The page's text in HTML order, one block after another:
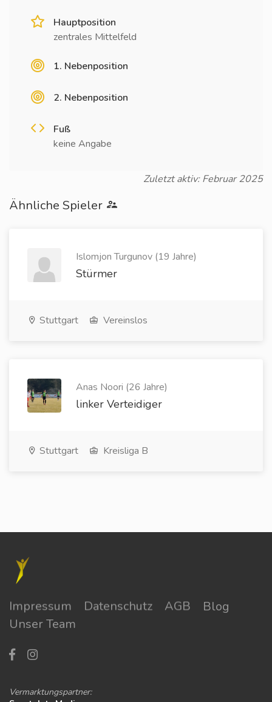
Hauptposition
zentrales Mittelfeld
1. Nebenposition
2. Nebenposition
Fuß
keine Angabe
Zuletzt aktiv: Februar 2025
Ähnliche Spieler
Islomjon Turgunov (19 Jahre)
Stürmer
Stuttgart Vereinslos
Anas Noori (26 Jahre)
linker Verteidiger
Stuttgart Kreisliga B
Impressum Datenschutz AGB
Blog
Unser Team
Vermarktungspartner: